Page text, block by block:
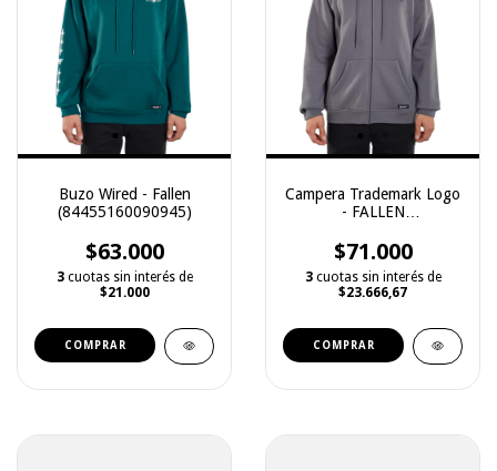
Buzo Wired - Fallen
(84455160090945)
$63.000
3 cuotas sin interés de
$21.000
COMPRAR
Campera Trademark Logo
- FALLEN
$71.000
3 cuotas sin interés de
$23.666,67
COMPRAR